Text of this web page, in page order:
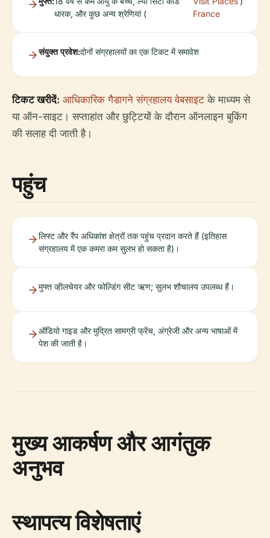
धारक, और कुछ अन्य श्रेणियां (
France
संयुक्त प्रवेश:दोनों संग्रहालयों का एक टिकट में समावेश
टिकट खरीदें: आधिकारिक गैडागने संग्रहालय वेबसाइट के माध्यम से
या ऑन-साइट। सप्ताहांत और छुट्टियों के दौरान ऑनलाइन बुकिंग
की सलाह दी जाती है।
पहुंच
लिफ्ट और रैंप अधिकांश क्षेत्रों तक पहुंच प्रदान करते हैं (इतिहास
संग्रहालय में एक कमरा कम सुलभ हो सकता है)।
मुफ्त व्हीलचेयर और फोल्डिंग सीट ऋण; सुलभ शौचालय उपलब्ध हैं।
ऑडियो गाइड और मुद्रित सामग्री फ्रेंच, अंग्रेजी और अन्य भाषाओं में
पेश की जाती है।
मुख्य आकर्षण और आगंतुक
अनुभव
स्थापत्य विशेषताएं